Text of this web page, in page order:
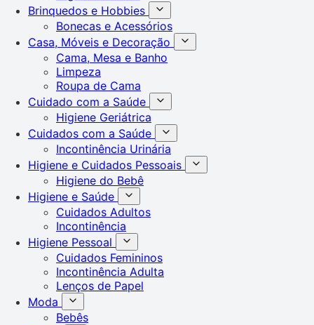
Brinquedos e Hobbies
Bonecas e Acessórios
Casa, Móveis e Decoração
Cama, Mesa e Banho
Limpeza
Roupa de Cama
Cuidado com a Saúde
Higiene Geriátrica
Cuidados com a Saúde
Incontinência Urinária
Higiene e Cuidados Pessoais
Higiene do Bebê
Higiene e Saúde
Cuidados Adultos
Incontinência
Higiene Pessoal
Cuidados Femininos
Incontinência Adulta
Lenços de Papel
Moda
Bebês